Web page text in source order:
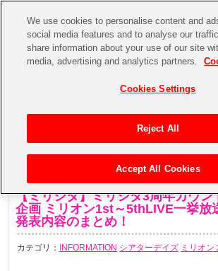
【ミリシタ】ミリシタ3周年カウン
企画 ミリオン1st～5thLIVE一挙放
発表内容のまとめ！
カテゴリ： INFORMATION シアターデイズ ミリオン
We use cookies to personalise content and
social media features and to analyse our
share information about your use of our site
media, advertising and analytics partners.
Cookies Settings
Reject All
Accept All Cookies